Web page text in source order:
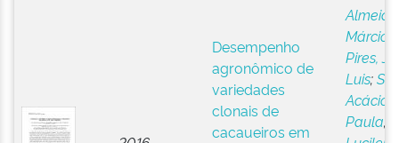
Desempenho
agronômico de
variedades
clonais de
cacaueiros em
Márcio
Pires,
Luis;
Acácio
Paula;